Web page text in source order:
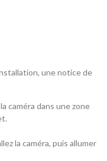
une notice de
caméra dans une zone
la caméra, puis allumer